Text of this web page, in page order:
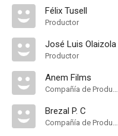
Félix Tusell
Productor
José Luis Olaizola
Productor
Anem Films
Compañía de Produccion
Brezal P. C
Compañía de Produccion